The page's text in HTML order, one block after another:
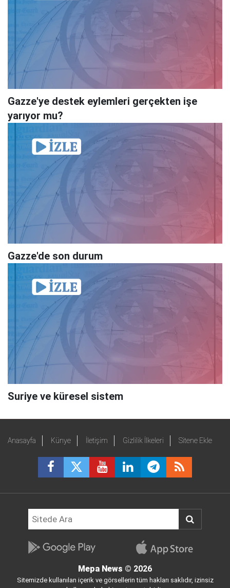
Gazze'ye destek eylemleri gerçekten işe
yarıyor mu?
Gazze'de son durum
Suriye ve küresel sistem
Anasayfa Künye İletişim Gizlilik İlkeleri Sitene Ekle
Mepa News © 2026
Sitemizde kullanılan içerik ve görsellerin tüm hakları saklıdır, izinsiz